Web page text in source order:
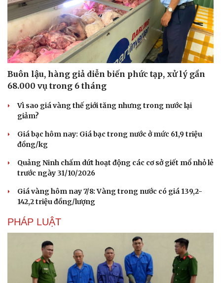
Buôn lậu, hàng giả diễn biến phức tạp, xử lý gần
68.000 vụ trong 6 tháng
Vì sao giá vàng thế giới tăng nhưng trong nước lại
giảm?
Giá bạc hôm nay: Giá bạc trong nước ở mức 61,9 triệu
đồng/kg
Quảng Ninh chấm dứt hoạt động các cơ sở giết mổ nhỏ lẻ
trước ngày 31/10/2026
Giá vàng hôm nay 7/8: Vàng trong nước có giá 139,2-
142,2 triệu đồng/lượng
PHÁP LUẬT